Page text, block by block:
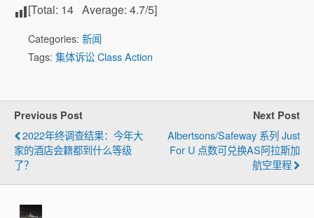
[Total: 14 Average: 4.7/5]
Categories: 新闻
Tags: 集体诉讼 Class Action
Previous Post
2022年终调查结果：今年大
家的酒店会籍都到什么等级
了？
Next Post
Albertsons/Safeway 系列 Just
For U 点数可兑换AS阿拉斯加
航空里程